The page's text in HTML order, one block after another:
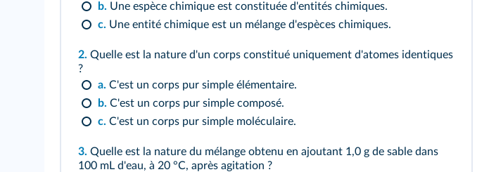
b. Une espèce chimique est constituée d'entités chimiques.
c. Une entité chimique est un mélange d'espèces chimiques.
2. Quelle est la nature d'un corps constitué uniquement d'atomes identiques
?
a. C'est un corps pur simple élémentaire.
b. C'est un corps pur simple composé.
c. C'est un corps pur simple moléculaire.
3. Quelle est la nature du mélange obtenu en ajoutant 1,0 g de sable dans
100 mL d'eau, à 20 °C, après agitation ?